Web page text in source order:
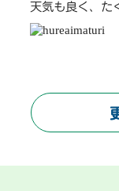
天気も良く、た